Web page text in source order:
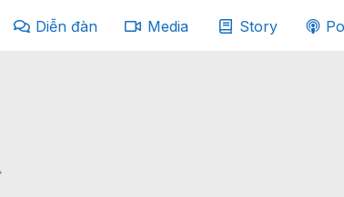
Diễn đàn Media Story